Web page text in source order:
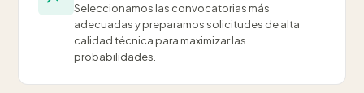
Seleccionamos las convocatorias más
adecuadas y preparamos solicitudes de alta
calidad técnica para maximizar las
probabilidades.